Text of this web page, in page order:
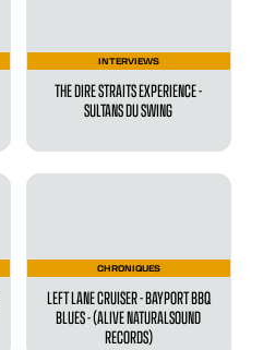
INTERVIEWS
THE DIRE STRAITS EXPERIENCE -
SULTANS DU SWING
CHRONIQUES
LEFT LANE CRUISER - BAYPORT BBQ
BLUES - (ALIVE NATURALSOUND
RECORDS)